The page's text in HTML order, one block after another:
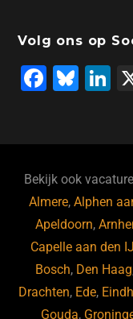
Volg ons op
F
b
o
o
k
Bl
ky
Li
dI
n
Bekijk ook
Almere,Alphen
Apeldoorn,
Capelle aan den
Bosch, Den Haag
Drachten, Ede,
Gouda,